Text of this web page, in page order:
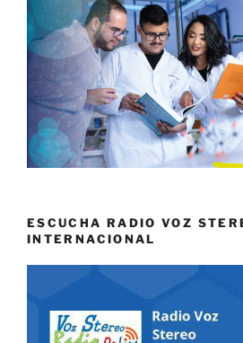
ESCUCHA RADIO VOZ
INTERNACIONAL